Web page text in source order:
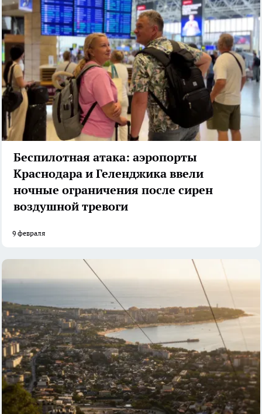
Беспилотная атака: аэропорты
Краснодара и Геленджика ввели
ночные ограничения после сирен
воздушной тревоги
9 февраля